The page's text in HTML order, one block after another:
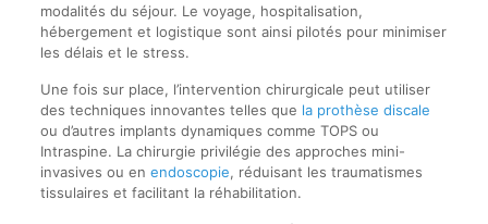
modalités du séjour. Le voyage, hospitalisation,
hébergement et logistique sont ainsi pilotés pour minimiser
les délais et le stress.
Une fois sur place, l’intervention chirurgicale peut utiliser
des techniques innovantes telles que la prothèse discale
ou d’autres implants dynamiques comme TOPS ou
Intraspine. La chirurgie privilégie des approches mini-
invasives ou en endoscopie, réduisant les traumatismes
tissulaires et facilitant la réhabilitation.